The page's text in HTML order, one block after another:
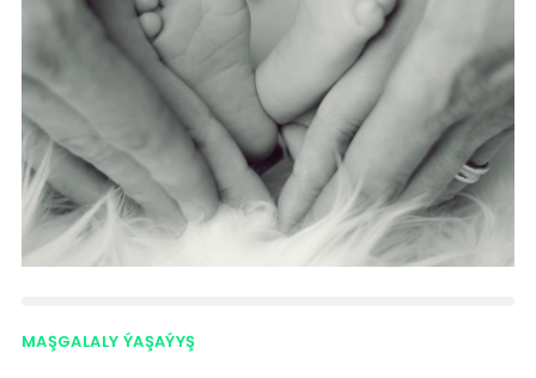
MAŞGALALY ÝAŞAÝYŞ